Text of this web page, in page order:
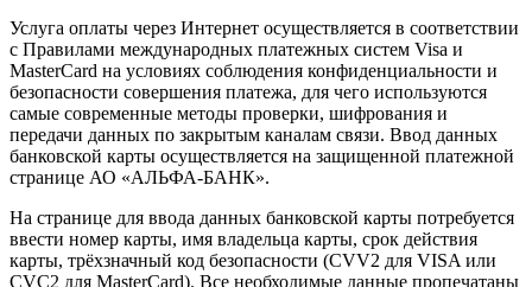
Услуга оплаты через Интернет осуществляется в соответствии
с Правилами международных платежных систем Visa и
MasterCard на условиях соблюдения конфиденциальности и
безопасности совершения платежа, для чего используются
самые современные методы проверки, шифрования и
передачи данных по закрытым каналам связи. Ввод данных
банковской карты осуществляется на защищенной платежной
странице АО «АЛЬФА-БАНК».
На странице для ввода данных банковской карты потребуется
ввести номер карты, имя владельца карты, срок действия
карты, трёхзначный код безопасности (CVV2 для VISA или
CVC2 для MasterCard). Все необходимые данные пропечатаны